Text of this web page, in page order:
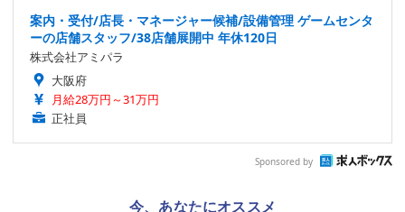
案内・受付/店長・マネージャー候補/設備管理 ゲームセンタ
ーの店舗スタッフ/38店舗展開中 年休120日
株式会社アミパラ
大阪府
月給28万円～31万円
正社員
Sponsored by
今、あなたにオススメ